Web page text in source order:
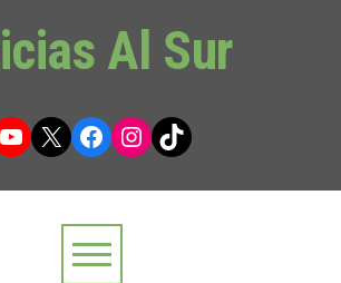
Al Sur
YouTube
X Facebook
Instagram
TikTok